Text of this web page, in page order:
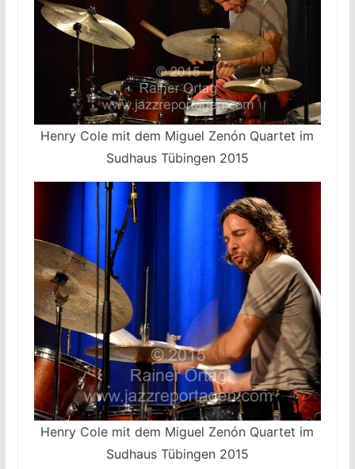
Henry Cole mit dem Miguel Zenón Quartet im
Sudhaus Tübingen 2015
Henry Cole mit dem Miguel Zenón Quartet im
Sudhaus Tübingen 2015